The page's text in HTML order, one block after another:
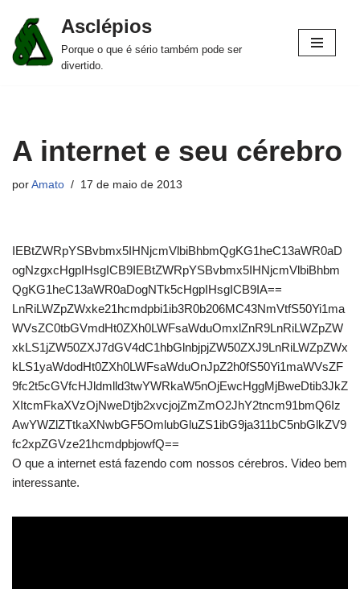
Pular
para
Asclépios
Porque o que é sério também pode ser
divertido.
A internet e seu cérebro
por Amato 17 de maio de 2013
IEBtZWRpYSBvbmx5IHNjcmVlbiBhbmQgKG1heC13aWR0aD
ogNzgxcHgpIHsgICB9IEBtZWRpYSBvbmx5IHNjcmVlbiBhbm
QgKG1heC13aWR0aDogNTk5cHgpIHsgICB9IA==
LnRiLWZpZWxke21hcmdpbi1ib3R0b206MC43NmVtfS50Yi1ma
WVsZC0tbGVmdHt0ZXh0LWFsaWduOmxlZnR9LnRiLWZpZW
xkLS1jZW50ZXJ7dGV4dC1hbGlnbjpjZW50ZXJ9LnRiLWZpZWx
kLS1yaWdodHt0ZXh0LWFsaWduOnJpZ2h0fS50Yi1maWVsZF
9fc2t5cGVfcHJldmlld3twYWRkaW5nOjEwcHggMjBweDtib3JkZ
XItcmFkaXVzOjNweDtjb2xvcjojZmZmO2JhY2tncm91bmQ6Iz
AwYWZlZTtkaXNwbGF5OmlubGluZS1ibG9ja311bC5nbGlkZV9
fc2xpZGVze21hcmdpbjowfQ==
O que a internet está fazendo com nossos cérebros. Video bem
interessante.